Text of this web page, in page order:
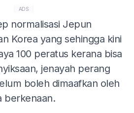
ADS
normalisasi Jepun
Korea yang sehingga kini
100 peratus kerana bisa
jenayah perang
boleh dimaafkan oleh
berkenaan.